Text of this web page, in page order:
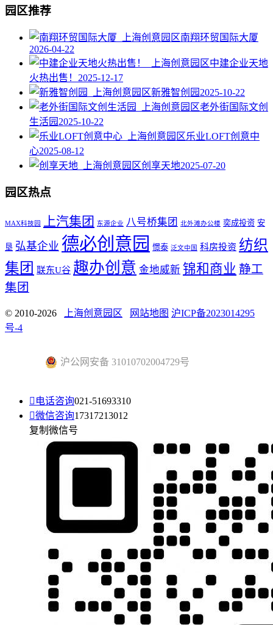
园区推荐
南翔环贸国际大厦
2026-04-22
中建企业天地
火热出售！ 2025-12-17
新雅智创园 2025-10-22
老外街国际文创
生活园 2025-10-22
乐业LOFT创意中
心2025-08-12
创享天地2025-07-20
园区热点
MAX科技园 上汽集团 东源企业 八号桥集团 北外滩办公楼 奕成投资 安
垦 弘基企业 德必创意园 憬泰 泛文中国 科房投资 纺织
集团 联东U谷 趣办创意 金地威新 锦和商业 静工
集团
© 2010-2026 上海创意园区 网站地图 沪ICP备2023014295
号-4
沪公网安备 31010702004729号
 电话咨询021-51693310
微信咨询17317213012
复制微信号